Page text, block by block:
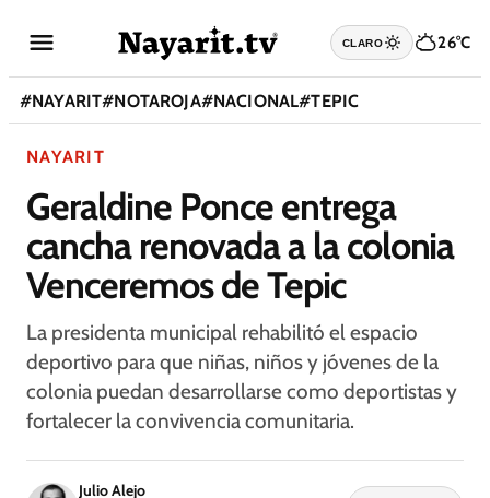
CLARO 26°C
#NAYARIT#NOTAROJA#NACIONAL#TEPIC
NAYARIT
Geraldine Ponce entrega
cancha renovada a la colonia
Venceremos de Tepic
La presidenta municipal rehabilitó el espacio
deportivo para que niñas, niños y jóvenes de la
colonia puedan desarrollarse como deportistas y
fortalecer la convivencia comunitaria.
Julio Alejo